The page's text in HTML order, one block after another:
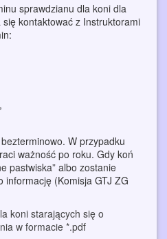
sprawdzianu dla koni dla
kontaktować z Instruktorami
,
W przypadku
ważność po roku. Gdy koń
pastwiska” albo zostanie
(Komisja GTJ ZG
koni starających się o
w formacie *.pdf